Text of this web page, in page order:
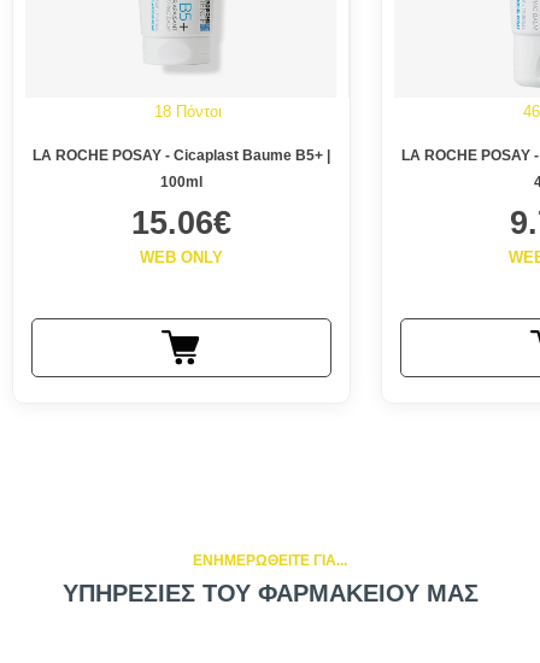
18 Πόντοι
LA ROCHE POSAY - Cicaplast Baume B5+ |
100ml
15.06€
WEB ONLY
LA ROCHE
ΕΝΗΜΕΡΩΘΕΙΤΕ ΓΙΑ...
ΥΠΗΡΕΣΙΕΣ ΤΟΥ ΦΑΡΜΑΚΕΙΟΥ ΜΑΣ